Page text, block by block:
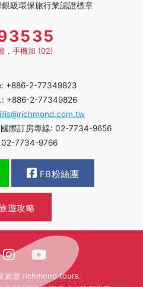
級環保旅行業認證標章
，手機加 (02)
+886-2-77349823
: +886-2-77349826
際訂房專線: 02-7734-9656
02-7734-9766
FB粉絲團
遊攻略
旅遊 richmond tours.